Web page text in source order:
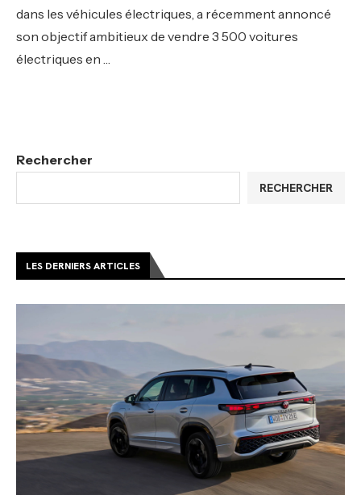
dans les véhicules électriques, a récemment annoncé
son objectif ambitieux de vendre 3 500 voitures
électriques en …
Rechercher
RECHERCHER
LES DERNIERS ARTICLES